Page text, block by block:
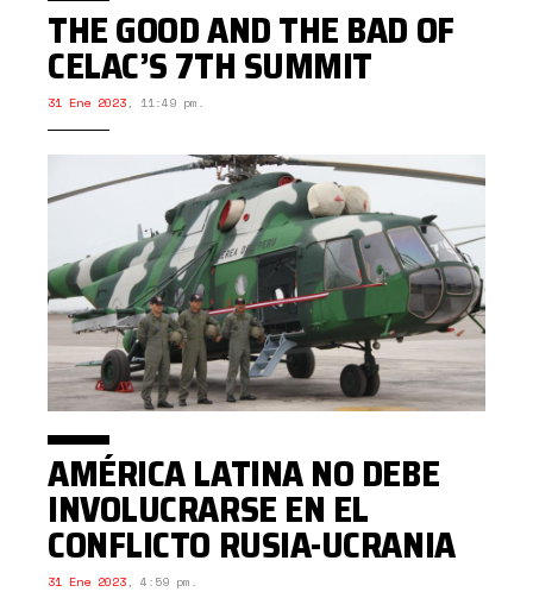
THE GOOD AND THE BAD OF
CELAC’S 7TH SUMMIT
31 Ene 2023, 11:49 pm.
AMÉRICA LATINA NO DEBE
INVOLUCRARSE EN EL
CONFLICTO RUSIA-UCRANIA
31 Ene 2023, 4:59 pm.